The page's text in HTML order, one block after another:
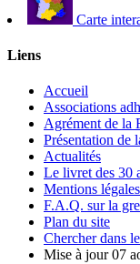
Carte
Liens
Accueil
Associations
Agrément de la
Présentation de
Actualités
Le livret des 30
Mentions légales
F.A.Q. sur la
Plan du site
Chercher dans
Mise à jour 07